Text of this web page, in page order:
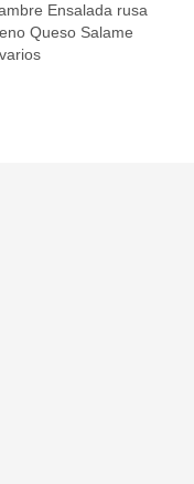
rusa
Queso Salame